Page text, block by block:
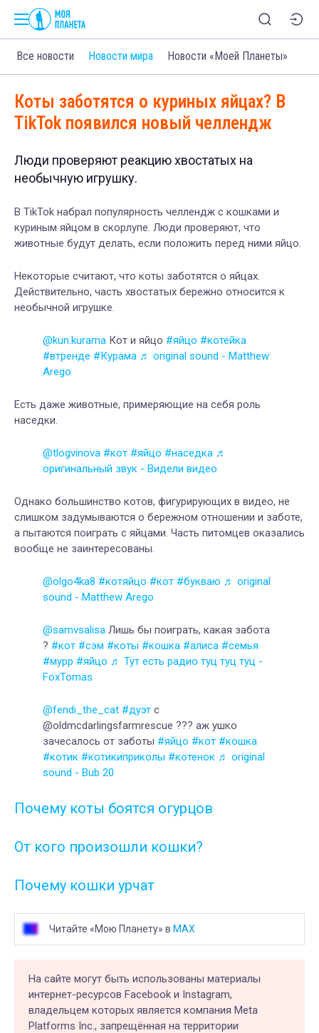
Все новости Новости мира Новости «Моей Планеты»
Коты заботятся о куриных яйцах? В
TikTok появился новый челлендж
Люди проверяют реакцию хвостатых на
необычную игрушку.
В TikTok набрал популярность челлендж с кошками и
куриным яйцом в скорлупе. Люди проверяют, что
животные будут делать, если положить перед ними яйцо.
Некоторые считают, что коты заботятся о яйцах.
Действительно, часть хвостатых бережно относится к
необычной игрушке.
@kun.kurama Кот и яйцо #яйцо #котейка
#втренде #Курама ♬ original sound - Matthew
Arego
Есть даже животные, примеряющие на себя роль
наседки.
@tlogvinova #кот #яйцо #наседка ♬
оригинальный звук - Видели видео
Однако большинство котов, фигурирующих в видео, не
слишком задумываются о бережном отношении и заботе,
а пытаются поиграть с яйцами. Часть питомцев оказались
вообще не заинтересованы.
@olgo4ka8 #котяйцо #кот #букваю ♬ original
sound - Matthew Arego
@samvsalisa Лишь бы поиграть, какая забота
? #кот #сэм #коты #кошка #алиса #семья
#мурр #яйцо ♬ Тут есть радио туц туц туц -
FoxTomas
@fendi_the_cat #дуэт с
@oldmcdarlingsfarmrescue ??? аж ушко
зачесалось от заботы #яйцо #кот #кошка
#котик #котикиприколы #котенок ♬ original
sound - Bub 20
Почему коты боятся огурцов
От кого произошли кошки?
Почему кошки урчат
Читайте «Мою Планету» в MAX
На сайте могут быть использованы материалы
интернет-ресурсов Facebook и Instagram,
владельцем которых является компания Meta
Platforms Inc., запрещённая на территории